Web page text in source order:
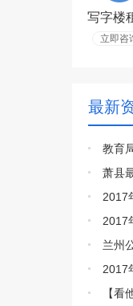
写字楼
立即咨
最新
教育
萧县
2017
2017
兰州
2017
【看